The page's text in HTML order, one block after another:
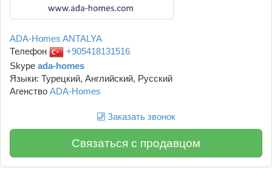
ADA-Homes ANTALYA
Телефон
+905418131516
Skype ada-homes
Языки: Турецкий, Английский, Русский
Агенство ADA-Homes
Заказать звонок
Связаться с продавцом